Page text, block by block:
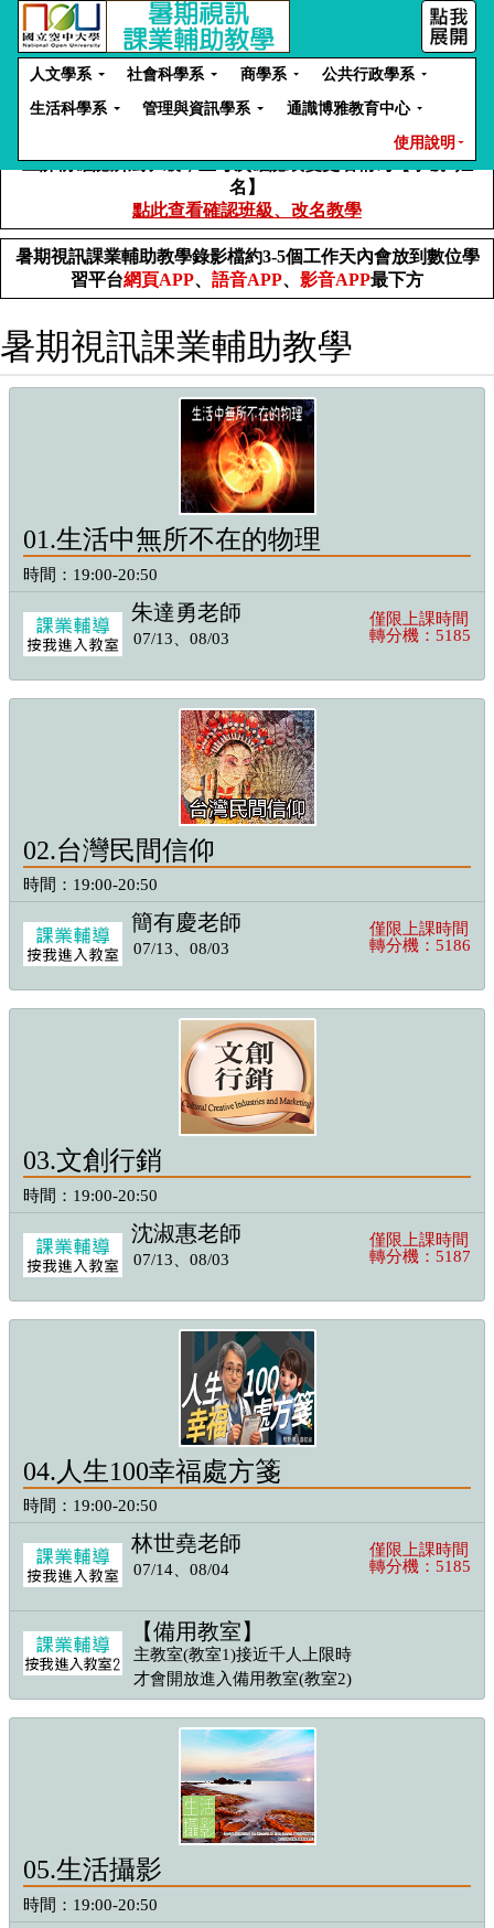
人文學系 社會科學系 商學系 公共行政學系
生活科學系 管理與資訊學系 通識博雅教育中心
使用說明
上課前確認所屬班級，並每次確認或變更名稱為【學號+姓
名】
點此查看確認班級、改名教學
暑期視訊課業輔助教學錄影檔約3-5個工作天內會放到數位學
習平台網頁APP、 語音APP、 影音APP最下方
暑期視訊課業輔助教學
01.生活中無所不在的物理
時間：19:00-20:50
朱達勇老師
僅限上課時間
轉分機：5185
07/13、08/03
02.台灣民間信仰
時間：19:00-20:50
簡有慶老師
僅限上課時間
轉分機：5186
07/13、08/03
03.文創行銷
時間：19:00-20:50
沈淑惠老師
僅限上課時間
轉分機：5187
07/13、08/03
04.人生100幸福處方箋
時間：19:00-20:50
林世堯老師
僅限上課時間
轉分機：5185
07/14、08/04
【備用教室】
主教室(教室1)接近千人上限時
才會開放進入備用教室(教室2)
05.生活攝影
時間：19:00-20:50